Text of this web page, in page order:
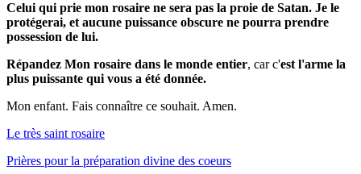
Celui qui prie mon rosaire ne sera pas la proie de Satan. Je le
protégerai, et aucune puissance obscure ne pourra prendre
possession de lui.
Répandez Mon rosaire dans le monde entier, car c'est l'arme la
plus puissante qui vous a été donnée.
Mon enfant. Fais connaître ce souhait. Amen.
Le très saint rosaire
Prières pour la préparation divine des coeurs